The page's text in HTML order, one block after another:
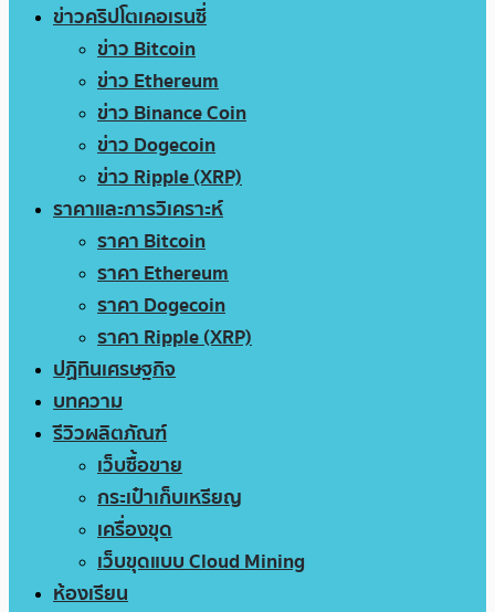
ข่าวคริปโตเคอเรนซี่
ข่าว Bitcoin
ข่าว Ethereum
ข่าว Binance Coin
ข่าว Dogecoin
ข่าว Ripple (XRP)
ราคาและการวิเคราะห์
ราคา Bitcoin
ราคา Ethereum
ราคา Dogecoin
ราคา Ripple (XRP)
ปฏิทินเศรษฐกิจ
บทความ
รีวิวผลิตภัณฑ์
เว็บซื้อขาย
กระเป๋าเก็บเหรียญ
เครื่องขุด
เว็บขุดแบบ Cloud Mining
ห้องเรียน